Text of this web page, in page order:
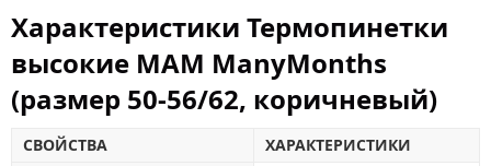
Характеристики Термопинетки
высокие MAM ManyMonths
(размер 50-56/62, коричневый)
СВОЙСТВА
ХАРАКТЕРИСТИКИ